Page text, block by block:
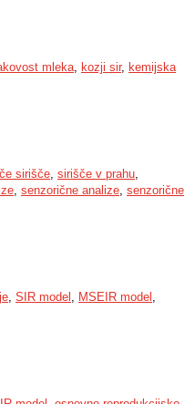
mleka, kozji sir, kemijska
sirišče, sirišče v prahu,
, senzorične analize, senzorične
, SIR model , MSEIR model ,